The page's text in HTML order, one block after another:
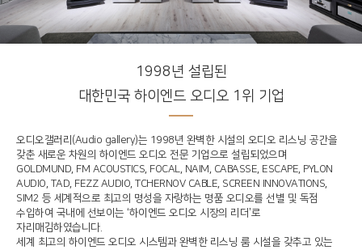
1998년 설립된
대한민국 하이엔드 오디오 1위 기업
오디오갤러리(Audio gallery)는 1998년 완벽한 시설의 오디오 리스닝 공간을
갖춘 새로운 차원의 하이엔드 오디오 전문 기업으로 설립되었으며
GOLDMUND, FM ACOUSTICS, FOCAL, NAIM, CABASSE, ESCAPE, PYLON
AUDIO, TAD, FEZZ AUDIO, TCHERNOV CABLE, SCREEN INNOVATIONS,
SIM2 등 세계적으로 최고의 명성을 자랑하는 명품 오디오를 선별 및 독점
수입하여 국내에 선보이는 ‘하이엔드 오디오 시장의 리더’로
자리매김하였습니다.
세계 최고의 하이엔드 오디오 시스템과 완벽한 리스닝 룸 시설을 갖추고 있는